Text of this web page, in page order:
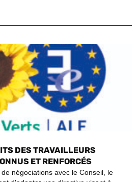
DES TRAVAILLEURS
ET RENFORCÉS
négociations avec le Conseil, le